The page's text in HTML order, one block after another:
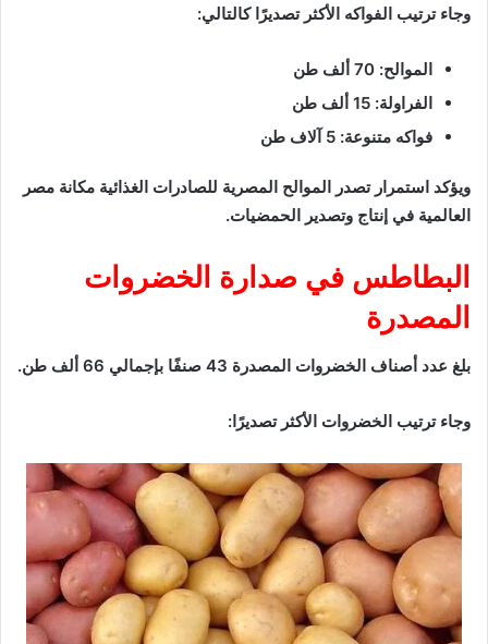
وجاء ترتيب الفواكه الأكثر تصديرًا كالتالي:
الموالح: 70 ألف طن
الفراولة: 15 ألف طن
فواكه متنوعة: 5 آلاف طن
ويؤكد استمرار تصدر الموالح المصرية للصادرات الغذائية مكانة مصر
العالمية في إنتاج وتصدير الحمضيات.
البطاطس في صدارة الخضروات
المصدرة
بلغ عدد أصناف الخضروات المصدرة 43 صنفًا بإجمالي 66 ألف طن.
وجاء ترتيب الخضروات الأكثر تصديرًا: